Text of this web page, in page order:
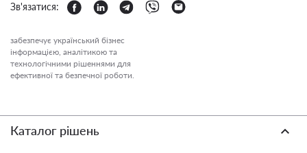
Зв'язатися:
забезпечує український бізнес
інформацією, аналітикою та
технологічними рішеннями для
ефективної та безпечної роботи.
Каталог рішень